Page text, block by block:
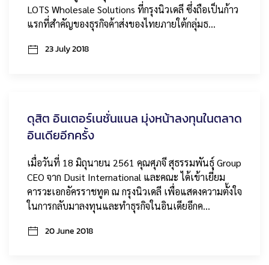
LOTS Wholesale Solutions ที่กรุงนิวเดลี ซึ่งถือเป็นก้าว
แรกที่สำคัญของธุรกิจค้าส่งของไทยภายใต้กลุ่มธ…
23 July 2018
ดุสิต อินเตอร์เนชั่นแนล มุ่งหน้าลงทุนในตลาด
อินเดียอีกครั้ง
เมื่อวันที่ 18 มิถุนายน 2561 คุณศุภจี สุธรรมพันธุ์ Group
CEO จาก Dusit International และคณะ ได้เข้าเยี่ยม
คารวะเอกอัครราชทูต ณ กรุงนิวเดลี เพื่อแสดงความตั้งใจ
ในการกลับมาลงทุนและทำธุรกิจในอินเดียอีกค…
20 June 2018